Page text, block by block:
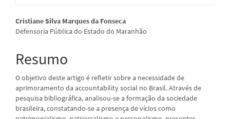
Conteúdo
do
artigo
principal
Cristiane Silva Marques da Fonseca
Defensoria Pública do Estado do Maranhão
Resumo
O objetivo deste artigo é refletir sobre a necessidade de
aprimoramento da accountability social no Brasil. Através de
pesquisa bibliográfica, analisou-se a formação da sociedade
brasileira, constatando-se a presença de vícios como